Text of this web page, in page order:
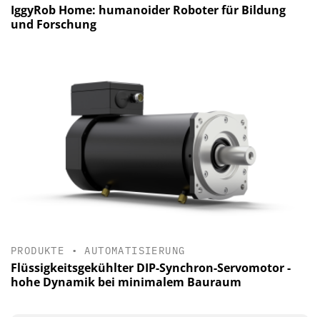
IggyRob Home: humanoider Roboter für Bildung
und Forschung
PRODUKTE •AUTOMATISIERUNG
Flüssigkeitsgekühlter DIP-Synchron-Servomotor -
hohe Dynamik bei minimalem Bauraum